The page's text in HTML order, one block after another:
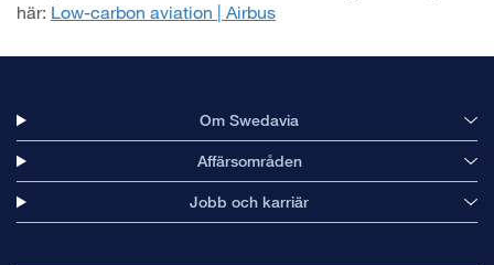
här: Low-carbon aviation | Airbus
Om Swedavia
Affärsområden
Jobb och karriär